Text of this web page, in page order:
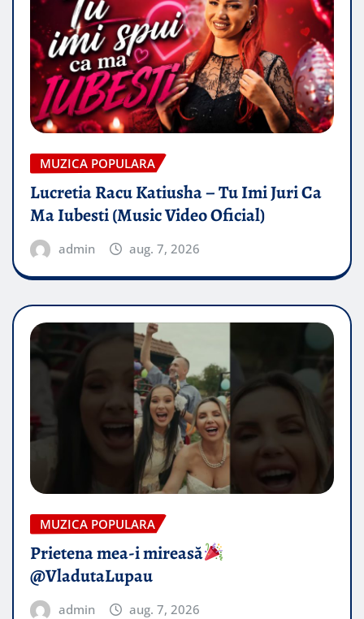
MUZICA POPULARA
Lucretia Racu Katiusha – Tu Imi Juri Ca
Ma Iubesti (Music Video Oficial)
admin aug. 7, 2026
MUZICA POPULARA
Prietena mea-i mireasă​
@VladutaLupau
admin aug. 7, 2026